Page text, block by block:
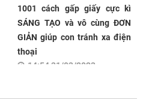
1001 cách gấp giấy cực kì
SÁNG TẠO và vô cùng ĐƠN
GIẢN giúp con tránh xa điện
thoại
14:54 31/03/2023